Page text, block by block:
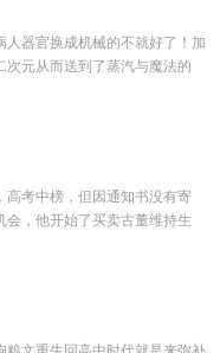
器官换成机械的不就好了！加
元从而送到了蒸汽与魔法的
高考中榜，但因通知书没有寄
，他开始了买卖古董维持生